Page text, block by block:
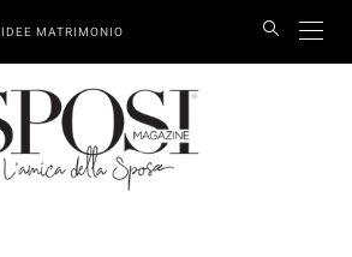
IDEE MATRIMONIO